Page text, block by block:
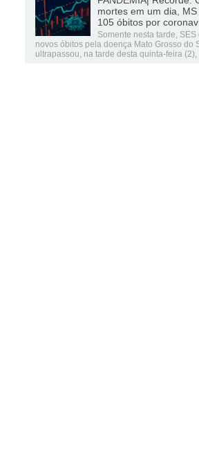
mortes em um dia,
105 óbitos por
Somente nesta tarde, SES
novos óbitos pela doença Mato Grosso do
ultrapassou, na tarde desta quinta-feira (2),